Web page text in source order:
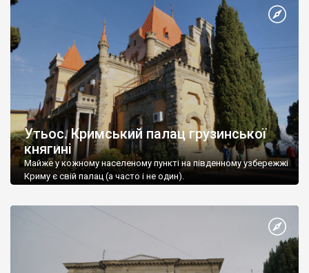
Утьос. Кримський палац грузинської
княгині
Майже у кожному населеному пункті на південному узбережжі
Криму є свій палац (а часто і не один).